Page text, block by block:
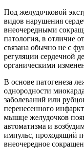
Под желудочковой
видов нарушения
внеочередными
патология, в отличие
связана обычно не с
регуляции сердечной
органическими
В основе патогенеза
однородности
заболеваний или
перенесенного
мышце желудочков
автоматизма и
импульс, проходящий
внеочередное